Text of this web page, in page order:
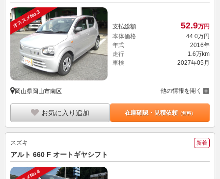
オススメNo.3 支払総額 52.9万円
本体価格
44.0万円
年式
2016年
走行
1.6万km
車検
2027年05月
岡山県岡山市南区 他の情報を開く
お気に入り追加 在庫確認・見積依頼（無料）
スズキ 新着
アルト 660 F オートギヤシフト